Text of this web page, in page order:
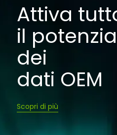
Attiva
il
dei
dati OEM
Scopri di più